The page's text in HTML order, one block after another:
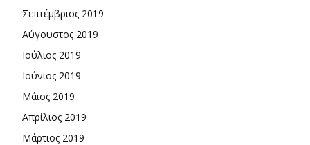
Σεπτέμβριος 2019
Αύγουστος 2019
Ιούλιος 2019
Ιούνιος 2019
Μάιος 2019
Απρίλιος 2019
Μάρτιος 2019